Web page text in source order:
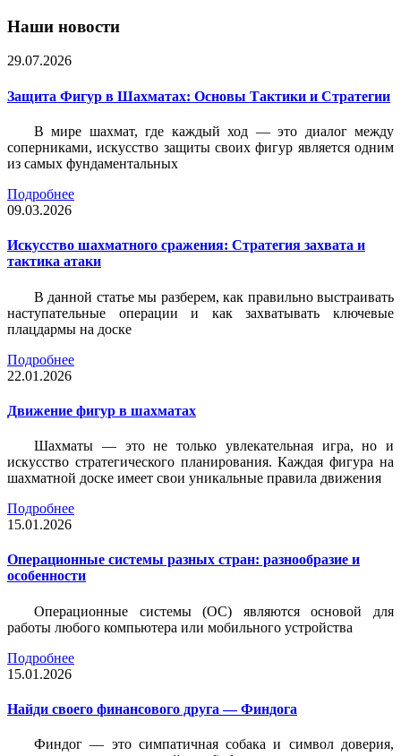
Наши новости
29.07.2026
Защита Фигур в Шахматах: Основы Тактики и Стратегии
В мире шахмат, где каждый ход — это диалог между
соперниками, искусство защиты своих фигур является одним
из самых фундаментальных
Подробнее
09.03.2026
Искусство шахматного сражения: Стратегия захвата и
тактика атаки
В данной статье мы разберем, как правильно выстраивать
наступательные операции и как захватывать ключевые
плацдармы на доске
Подробнее
22.01.2026
Движение фигур в шахматах
Шахматы — это не только увлекательная игра, но и
искусство стратегического планирования. Каждая фигура на
шахматной доске имеет свои уникальные правила движения
Подробнее
15.01.2026
Операционные системы разных стран: разнообразие и
особенности
Операционные системы (ОС) являются основой для
работы любого компьютера или мобильного устройства
Подробнее
15.01.2026
Найди своего финансового друга — Финдога
Финдог — это симпатичная собака и символ доверия,